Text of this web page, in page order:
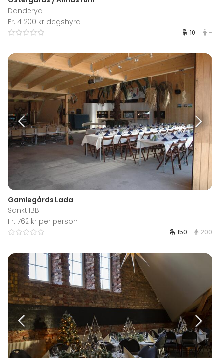
Danderyd
Fr. 4 200 kr dagshyra
10 -
Gamlegårds Lada
Sankt IBB
Fr. 762 kr per person
150 200